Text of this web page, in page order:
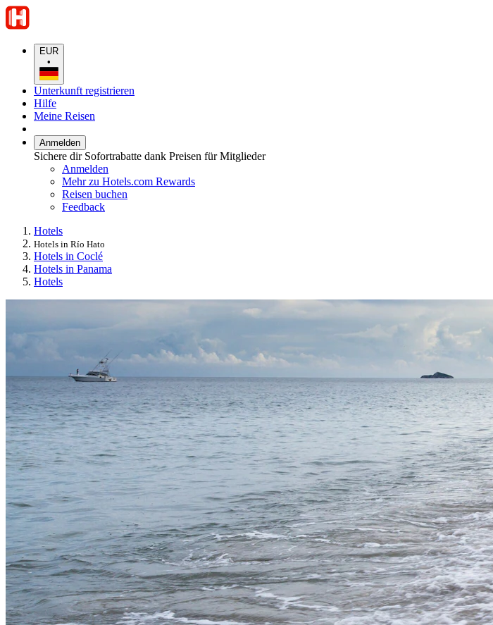
EUR
•
Unterkunft registrieren
Hilfe
Meine Reisen
Anmelden
Sichere dir Sofortrabatte dank Preisen für Mitglieder
Anmelden
Mehr zu Hotels.com Rewards
Reisen buchen
Feedback
Hotels
Hotels in Río Hato
Hotels in Coclé
Hotels in Panama
Hotels